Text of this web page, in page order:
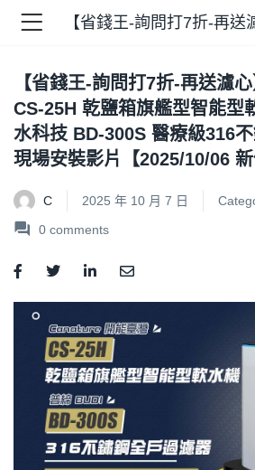
)
)
)
王 )
【省錢王-詢問打7折-再送濾
CS-25H 乾鹽箱旗艦型智能型
水科技 BD-300S 醫療級316
現場安裝影片【2025/10/06 新
C 2025 年 10 月 7 日
0 comments